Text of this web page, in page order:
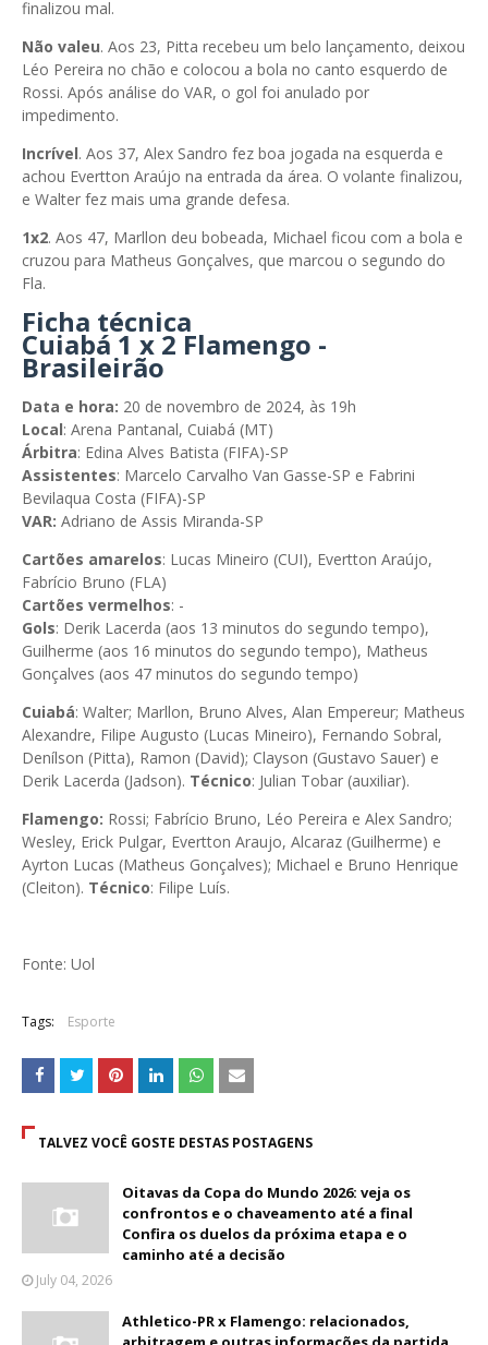
finalizou mal.
Não valeu. Aos 23, Pitta recebeu um belo lançamento, deixou
Léo Pereira no chão e colocou a bola no canto esquerdo de
Rossi. Após análise do VAR, o gol foi anulado por
impedimento.
Incrível. Aos 37, Alex Sandro fez boa jogada na esquerda e
achou Evertton Araújo na entrada da área. O volante finalizou,
e Walter fez mais uma grande defesa.
1x2. Aos 47, Marllon deu bobeada, Michael ficou com a bola e
cruzou para Matheus Gonçalves, que marcou o segundo do
Fla.
Ficha técnica
Cuiabá 1 x 2 Flamengo -
Brasileirão
Data e hora: 20 de novembro de 2024, às 19h
Local: Arena Pantanal, Cuiabá (MT)
Árbitra: Edina Alves Batista (FIFA)-SP
Assistentes: Marcelo Carvalho Van Gasse-SP e Fabrini
Bevilaqua Costa (FIFA)-SP
VAR: Adriano de Assis Miranda-SP
Cartões amarelos: Lucas Mineiro (CUI), Evertton Araújo,
Fabrício Bruno (FLA)
Cartões vermelhos: -
Gols: Derik Lacerda (aos 13 minutos do segundo tempo),
Guilherme (aos 16 minutos do segundo tempo), Matheus
Gonçalves (aos 47 minutos do segundo tempo)
Cuiabá: Walter; Marllon, Bruno Alves, Alan Empereur; Matheus
Alexandre, Filipe Augusto (Lucas Mineiro), Fernando Sobral,
Denílson (Pitta), Ramon (David); Clayson (Gustavo Sauer) e
Derik Lacerda (Jadson). Técnico: Julian Tobar (auxiliar).
Flamengo: Rossi; Fabrício Bruno, Léo Pereira e Alex Sandro;
Wesley, Erick Pulgar, Evertton Araujo, Alcaraz (Guilherme) e
Ayrton Lucas (Matheus Gonçalves); Michael e Bruno Henrique
(Cleiton). Técnico: Filipe Luís.
Fonte: Uol
Tags: Esporte
TALVEZ VOCÊ GOSTE DESTAS POSTAGENS
Oitavas da Copa do Mundo 2026: veja os
confrontos e o chaveamento até a final
Confira os duelos da próxima etapa e o
caminho até a decisão
July 04, 2026
Athletico-PR x Flamengo: relacionados,